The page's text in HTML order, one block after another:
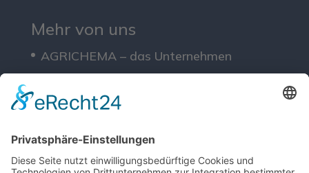
Mehr von uns
AGRICHEMA – das Unternehmen
Downloads